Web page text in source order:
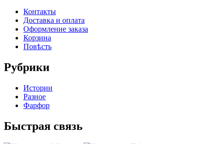
Контакты
Доставка и оплата
Оформление заказа
Корзина
Повѣсть
Рубрики
Истории
Разное
Фарфор
Быстрая связь